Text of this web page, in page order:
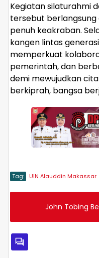
Kegiatan silaturahmi
tersebut berlangsung
penuh keakraban.
kangen lintas
memperkuat
pemerintah, dan
demi mewujudkan
berkiprah, bangsa
Tag: UIN Alauddin Makassar
John Tobing